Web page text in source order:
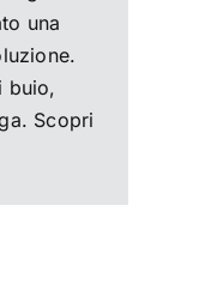
una
buio,
Scopri